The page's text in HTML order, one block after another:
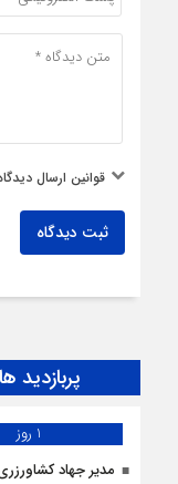
قوانین ارسال
ثبت دیدگاه
پربازدید ها
1 روز
مدیر جهاد